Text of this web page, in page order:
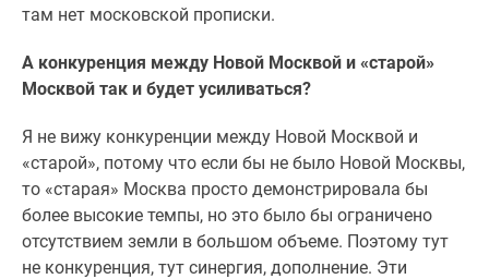
там нет московской прописки.
А конкуренция между Новой Москвой и «старой»
Москвой так и будет усиливаться?
Я не вижу конкуренции между Новой Москвой и
«старой», потому что если бы не было Новой Москвы,
то «старая» Москва просто демонстрировала бы
более высокие темпы, но это было бы ограничено
отсутствием земли в большом объеме. Поэтому тут
не конкуренция, тут синергия, дополнение. Эти